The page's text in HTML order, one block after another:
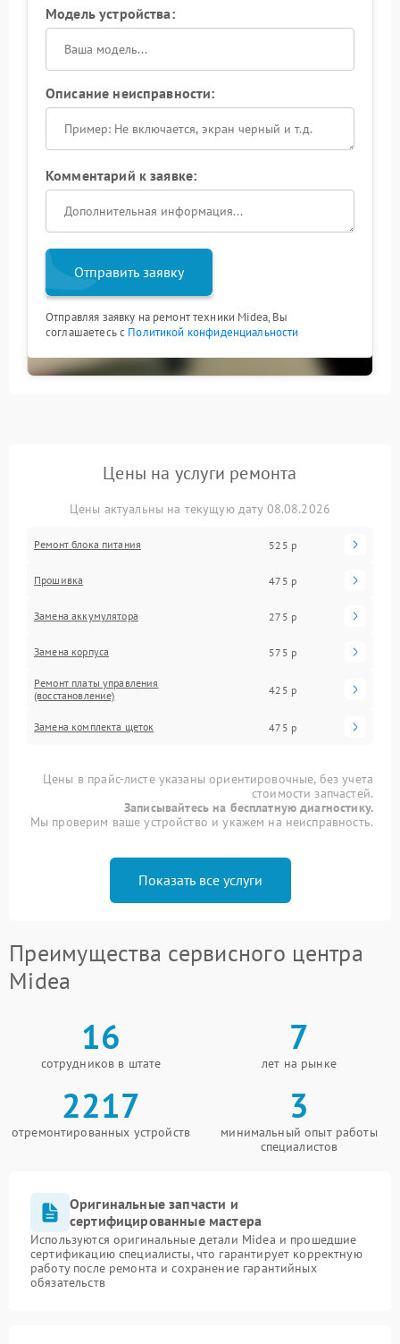
Модель устройства:
Описание неисправности:
Комментарий к заявке:
Отправить заявку
Отправляя заявку на ремонт техники Midea, Вы
соглашаетесь с Политикой конфиденциальности
Цены на услуги ремонта
Цены актуальны на текущую дату 08.08.2026
Ремонт блока питания 525 р
Прошивка 475 р
Замена аккумулятора 275 р
Замена корпуса 575 р
Ремонт платы управления
(восстановление)
425 р
Замена комплекта щеток 475 р
Цены в прайс-листе указаны ориентировочные, без учета
стоимости запчастей.
Записывайтесь на бесплатную диагностику.
Мы проверим ваше устройство и укажем на неисправность.
Показать все услуги
Преимущества сервисного центра
Midea
16
сотрудников в штате
7
лет на рынке
2217
отремонтированных устройств
3
минимальный опыт работы
специалистов
Оригинальные запчасти и
сертифицированные мастера
Используются оригинальные детали Midea и прошедшие
сертификацию специалисты, что гарантирует корректную
работу после ремонта и сохранение гарантийных
обязательств